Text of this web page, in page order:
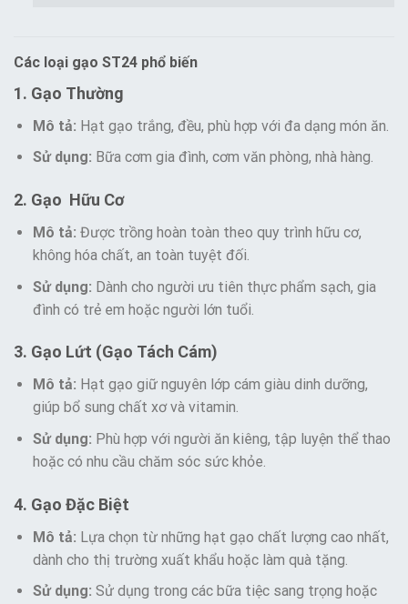
Các loại gạo ST24 phổ biến
1. Gạo Thường
Mô tả: Hạt gạo trắng, đều, phù hợp với đa dạng món ăn.
Sử dụng: Bữa cơm gia đình, cơm văn phòng, nhà hàng.
2. Gạo Hữu Cơ
Mô tả: Được trồng hoàn toàn theo quy trình hữu cơ,
không hóa chất, an toàn tuyệt đối.
Sử dụng: Dành cho người ưu tiên thực phẩm sạch, gia
đình có trẻ em hoặc người lớn tuổi.
3. Gạo Lứt (Gạo Tách Cám)
Mô tả: Hạt gạo giữ nguyên lớp cám giàu dinh dưỡng,
giúp bổ sung chất xơ và vitamin.
Sử dụng: Phù hợp với người ăn kiêng, tập luyện thể thao
hoặc có nhu cầu chăm sóc sức khỏe.
4. Gạo Đặc Biệt
Mô tả: Lựa chọn từ những hạt gạo chất lượng cao nhất,
dành cho thị trường xuất khẩu hoặc làm quà tặng.
Sử dụng: Sử dụng trong các bữa tiệc sang trọng hoặc